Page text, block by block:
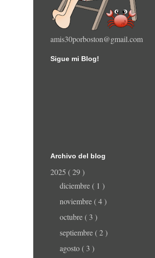
amis30porboston@gmail.com
Sigue mi Blog!
Archivo del blog
2025 ( 29 )
diciembre ( 1 )
noviembre ( 4 )
octubre ( 3 )
septiembre ( 2 )
agosto ( 3 )